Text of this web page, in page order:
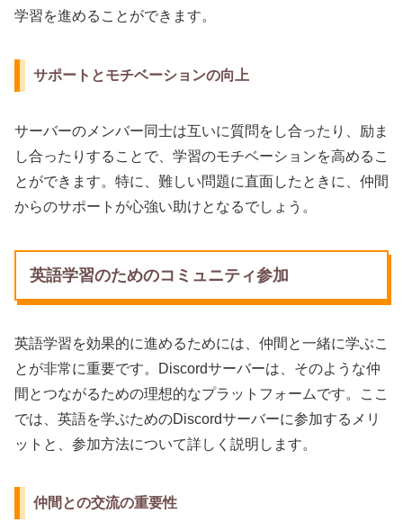
学習を進めることができます。
サポートとモチベーションの向上
サーバーのメンバー同士は互いに質問をし合ったり、励ま
し合ったりすることで、学習のモチベーションを高めるこ
とができます。特に、難しい問題に直面したときに、仲間
からのサポートが心強い助けとなるでしょう。
英語学習のためのコミュニティ参加
英語学習を効果的に進めるためには、仲間と一緒に学ぶこ
とが非常に重要です。Discordサーバーは、そのような仲
間とつながるための理想的なプラットフォームです。ここ
では、英語を学ぶためのDiscordサーバーに参加するメリ
ットと、参加方法について詳しく説明します。
仲間との交流の重要性